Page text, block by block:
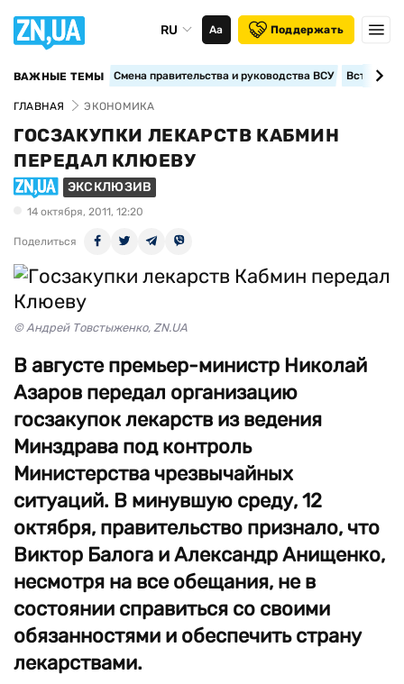
RU Аа Поддержать
ВАЖНЫЕ ТЕМЫ Смена правительства и руководства ВСУ
ГЛАВНАЯ ЭКОНОМИКА
ГОСЗАКУПКИ ЛЕКАРСТВ КАБМИН
ПЕРЕДАЛ КЛЮЕВУ
ЭКСКЛЮЗИВ
14 октября, 2011, 12:20
Поделиться
© Андрей Товстыженко, ZN.UA
В августе премьер-министр Николай
Азаров передал организацию
госзакупок лекарств из ведения
Минздрава под контроль
Министерства чрезвычайных
ситуаций. В минувшую среду, 12
октября, правительство признало, что
Виктор Балога и Александр Анищенко,
несмотря на все обещания, не в
состоянии справиться со своими
обязанностями и обеспечить страну
лекарствами.